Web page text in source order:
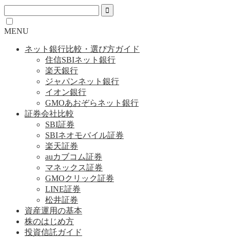
MENU
ネット銀行比較・選び方ガイド
住信SBIネット銀行
楽天銀行
ジャパンネット銀行
イオン銀行
GMOあおぞらネット銀行
証券会社比較
SBI証券
SBIネオモバイル証券
楽天証券
auカブコム証券
マネックス証券
GMOクリック証券
LINE証券
松井証券
資産運用の基本
株のはじめ方
投資信託ガイド